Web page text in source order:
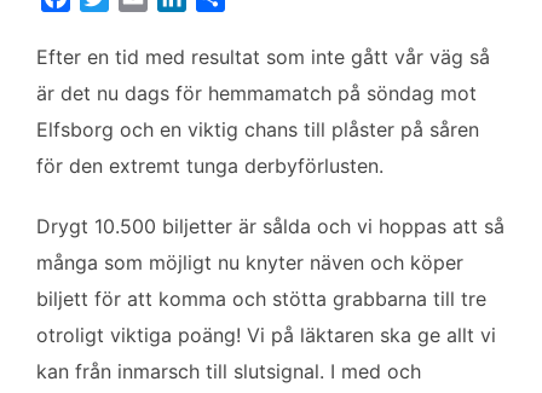
c
e
o
o
t
e
r
a
i
l
n
k
d
I
l
a
Efter en tid med resultat som inte gått vår väg så
är det nu dags för hemmamatch på söndag mot
Elfsborg och en viktig chans till plåster på såren
för den extremt tunga derbyförlusten.
Drygt 10.500 biljetter är sålda och vi hoppas att så
många som möjligt nu knyter näven och köper
biljett för att komma och stötta grabbarna till tre
otroligt viktiga poäng! Vi på läktaren ska ge allt vi
kan från inmarsch till slutsignal. I med och